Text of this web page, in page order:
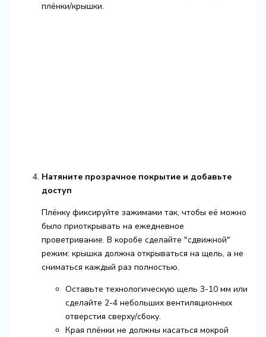
плёнки/крышки.
Натяните прозрачное покрытие и добавьте
доступ
Плёнку фиксируйте зажимами так, чтобы её можно
было приоткрывать на ежедневное
проветривание. В коробе сделайте "сдвижной"
режим: крышка должна открываться на щель, а не
сниматься каждый раз полностью.
Оставьте технологическую щель 3-10 мм или
сделайте 2-4 небольших вентиляционных
отверстия сверху/сбоку.
Края плёнки не должны касаться мокрой